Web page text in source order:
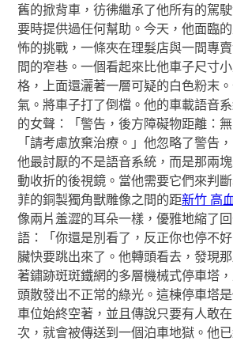
舊的掀背車，彷彿繼承了他所有的駕
要時提供過任何幫助。今天，他面臨
怖的挑戰，一條夾在理髮店與一間專
間的窄巷。一個看起來比他車子尺寸
格，上面還灑著一層可疑的白色粉末
氣。將車子打了倒檔。他的車載語音
的女聲：「警告，後方障礙物距離：無
「請考慮放棄治療。」他忽略了警告
他最討厭的不是語音系統，而是那兩
動收折的後視鏡。當他需要它們來判
菲的銅製獨角獸雕像之間的距新竹 高
像兩片羞澀的耳朵一樣，優雅地縮了
語：「你還是別看了，反正你也停不
臟快要跳出來了。他轉頭看去，發現
著鏽跡斑斑鐵網的多層機械式停車塔
頭散發出不正常的綠光。這棟停車塔
車位始終空著，並且傳說只要有人敢
次，就會被傳送到一個泊車地獄。他